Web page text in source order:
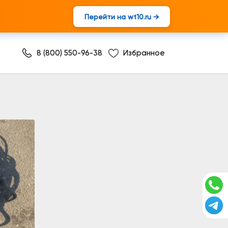
Перейти на wt10.ru →
8 (800) 550-96-38 Избранное
смазки в сборе